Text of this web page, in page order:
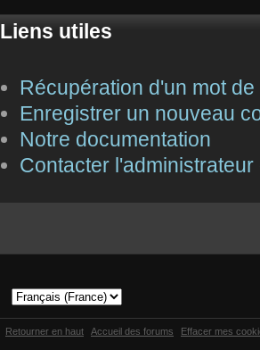
Liens utiles
Récupération d'un mot
Enregistrer un nouveau
Notre documentation
Contacter
Retourner en haut Accueil des forums Effacer mes